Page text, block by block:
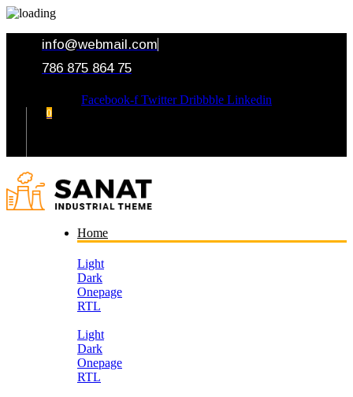
info@webmail.com
786 875 864 75
Facebook-f Twitter Dribbble Linkedin
0
Home
Light
Dark
Onepage
RTL
Light
Dark
Onepage
RTL